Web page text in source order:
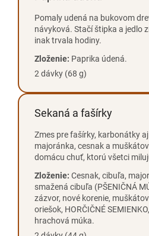
Pomaly udená na bukovom
návyková. Stačí štipka a jedlo
inak trvala hodiny.
Zloženie: Paprika údená.
2 dávky (68 g)
Sekaná a fašírky
Zmes pre fašírky, karbonátky
majoránka, cesnak a
domácu chuť, ktorú všetci
Zloženie: Cesnak, cibuľa,
smažená cibuľa (PŠENIČNÁ
zázvor, nové korenie,
oriešok, HORČIČNÉ
hrachová múka.